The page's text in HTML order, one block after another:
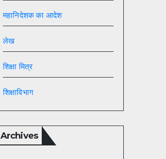
महानिदेशक का आदेश
लेख
शिक्षा मित्र
शिक्षाविभाग
Archives